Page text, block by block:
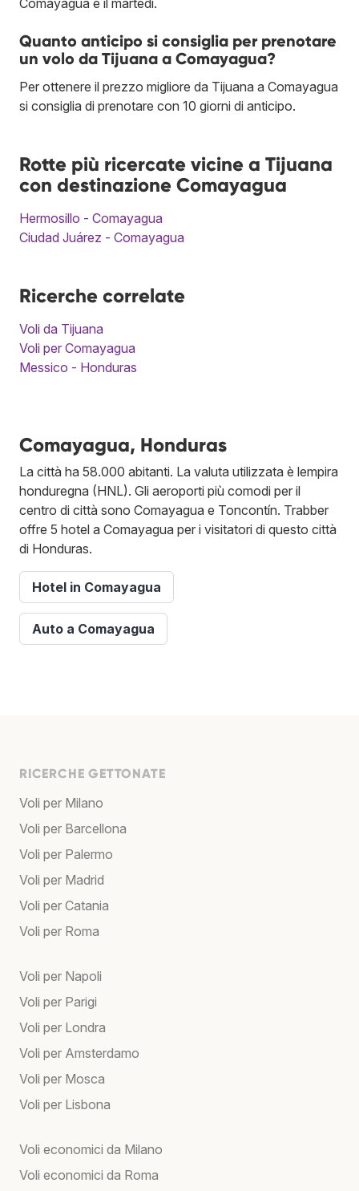
Quanto anticipo si consiglia per prenotare
un volo da Tijuana a Comayagua?
Per ottenere il prezzo migliore da Tijuana a Comayagua
si consiglia di prenotare con 10 giorni di anticipo.
Rotte più ricercate vicine a Tijuana
con destinazione Comayagua
Hermosillo - Comayagua
Ciudad Juárez - Comayagua
Ricerche correlate
Voli da Tijuana
Voli per Comayagua
Messico - Honduras
Comayagua, Honduras
La città ha 58.000 abitanti. La valuta utilizzata è lempira
honduregna (HNL). Gli aeroporti più comodi per il
centro di città sono Comayagua e Toncontín. Trabber
offre 5 hotel a Comayagua per i visitatori di questo città
di Honduras.
Hotel in Comayagua
Auto a Comayagua
RICERCHE GETTONATE
Voli per Milano
Voli per Barcellona
Voli per Palermo
Voli per Madrid
Voli per Catania
Voli per Roma
Voli per Napoli
Voli per Parigi
Voli per Londra
Voli per Amsterdamo
Voli per Mosca
Voli per Lisbona
Voli economici da Milano
Voli economici da Roma